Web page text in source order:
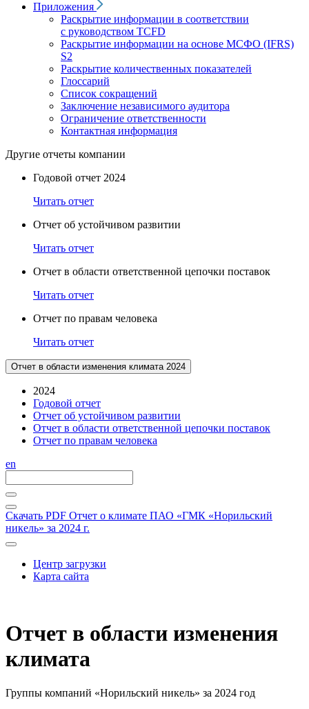
Приложения
Раскрытие информации в соответствии
с руководством TCFD
Раскрытие информации на основе МСФО (IFRS)
S2
Раскрытие количественных показателей
Глоссарий
Список сокращений
Заключение независимого аудитора
Ограничение ответственности
Контактная информация
Другие отчеты компании
Годовой отчет 2024
Читать отчет
Отчет об устойчивом развитии
Читать отчет
Отчет в области ответственной цепочки поставок
Читать отчет
Отчет по правам человека
Читать отчет
Отчет в области изменения климата 2024
2024
Годовой отчет
Отчет об устойчивом развитии
Отчет в области ответственной цепочки поставок
Отчет по правам человека
en
Скачать PDF Отчет о климате ПАО «ГМК «Норильский
никель» за 2024 г.
Центр загрузки
Карта сайта
Отчет в области изменения
климата
Группы компаний «Норильский никель» за 2024 год